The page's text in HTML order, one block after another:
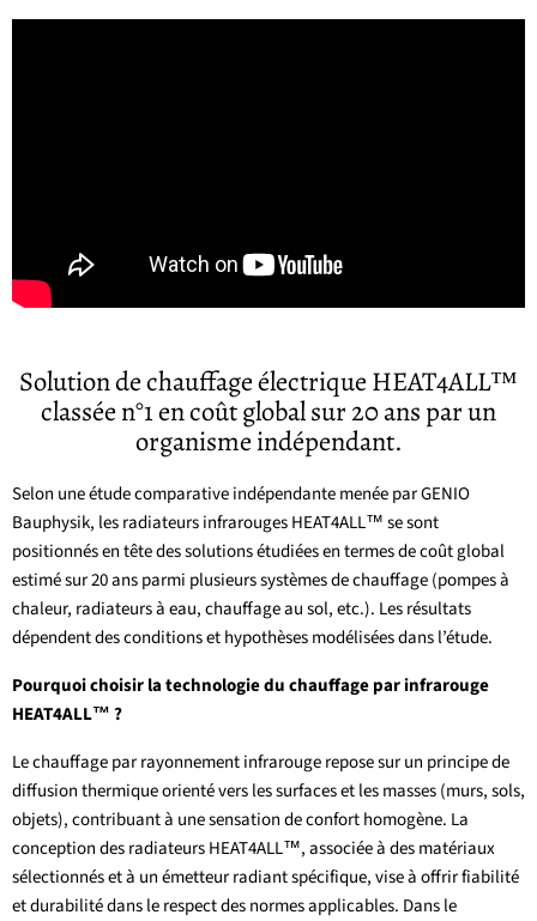
Solution de chauffage électrique HEAT4ALL™
classée n°1 en coût global sur 20 ans par un
organisme indépendant.
Selon une étude comparative indépendante menée par GENIO
Bauphysik, les radiateurs infrarouges HEAT4ALL™ se sont
positionnés en tête des solutions étudiées en termes de coût global
estimé sur 20 ans parmi plusieurs systèmes de chauffage (pompes à
chaleur, radiateurs à eau, chauffage au sol, etc.). Les résultats
dépendent des conditions et hypothèses modélisées dans l’étude.
Pourquoi choisir la technologie du chauffage par infrarouge
HEAT4ALL™ ?
Le chauffage par rayonnement infrarouge repose sur un principe de
diffusion thermique orienté vers les surfaces et les masses (murs, sols,
objets), contribuant à une sensation de confort homogène. La
conception des radiateurs HEAT4ALL™, associée à des matériaux
sélectionnés et à un émetteur radiant spécifique, vise à offrir fiabilité
et durabilité dans le respect des normes applicables. Dans le